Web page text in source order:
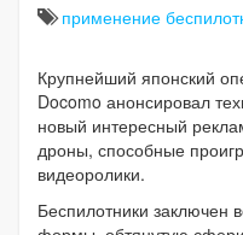
применение
Крупнейший японский
Docomo анонсировал
новый интересный
дроны, способные
видеоролики.
Беспилотники